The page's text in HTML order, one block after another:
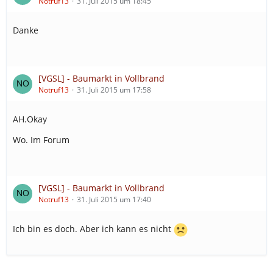
Danke
[VGSL] - Baumarkt in Vollbrand
Notruf13 31. Juli 2015 um 17:58
AH.Okay
Wo. Im Forum
[VGSL] - Baumarkt in Vollbrand
Notruf13 31. Juli 2015 um 17:40
Ich bin es doch. Aber ich kann es nicht